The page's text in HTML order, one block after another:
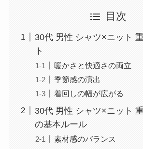
目次
30代 男性 シャツ×ニット
ト
暖かさと快適さの両立
季節感の演出
着回しの幅が広がる
30代 男性 シャツ×ニット
の基本ルール
素材感のバランス